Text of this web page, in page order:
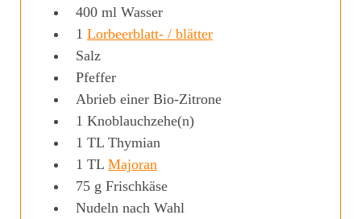
400 ml Wasser
1 Lorbeerblatt- / blätter
Salz
Pfeffer
Abrieb einer Bio-Zitrone
1 Knoblauchzehe(n)
1 TL Thymian
1 TL Majoran
75 g Frischkäse
Nudeln nach Wahl